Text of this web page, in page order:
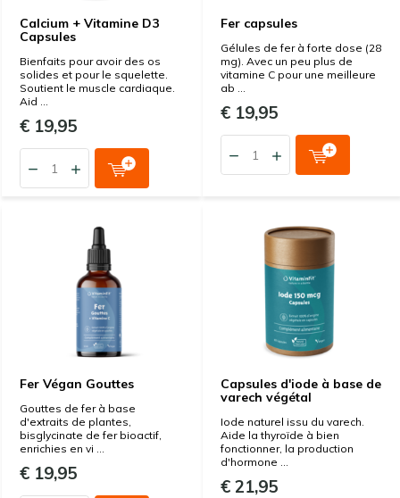
Calcium + Vitamine D3
Capsules
Bienfaits pour avoir des os
solides et pour le squelette.
Soutient le muscle cardiaque.
Aid ...
€ 19,95
Fer capsules
Gélules de fer à forte dose (28
mg). Avec un peu plus de
vitamine C pour une meilleure
ab ...
€ 19,95
Fer Végan Gouttes
Gouttes de fer à base
d'extraits de plantes,
bisglycinate de fer bioactif,
enrichies en vi ...
€ 19,95
Capsules d'iode à base de
varech végétal
Iode naturel issu du varech.
Aide la thyroïde à bien
fonctionner, la production
d'hormone ...
€ 21,95